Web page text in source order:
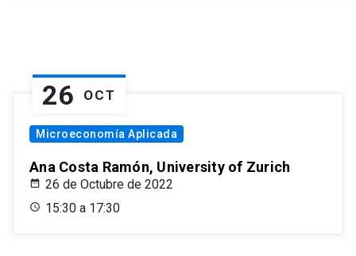
26 OCT
Microeconomía Aplicada
Ana Costa Ramón, University of Zurich
26 de Octubre de 2022
15:30 a 17:30